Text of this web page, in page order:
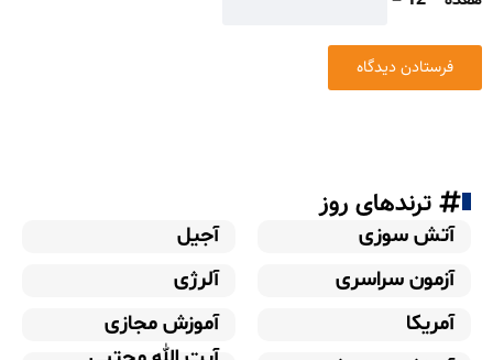
ترندهای روز
آتش سوزی
آجیل
آزمون سراسری
آلرژی
آمریکا
آموزش مجازی